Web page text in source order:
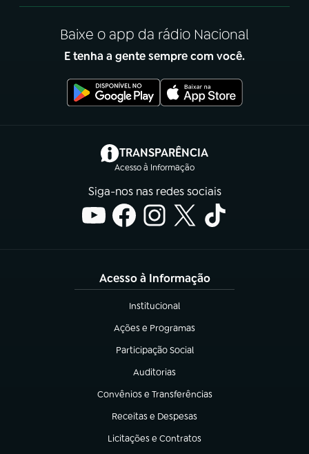
Baixe o app da rádio Nacional
E tenha a gente sempre com você.
TRANSPARÊNCIA
Acesso à Informação
(abre em nova aba)
Siga-nos nas redes sociais
Acesso à Informação
Institucional
(abre em nova aba)
Ações e Programas
(abre em nova aba)
Participação Social
(abre em nova aba)
Auditorias
(abre em nova aba)
Convênios e Transferências
(abre em nova aba)
Receitas e Despesas
(abre em nova aba)
Licitações e Contratos
(abre em nova aba)